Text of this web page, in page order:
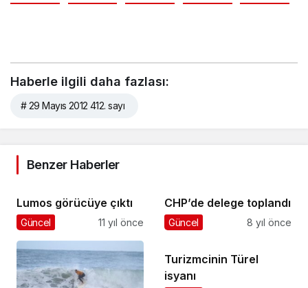
Haberle ilgili daha fazlası:
# 29 Mayıs 2012 412. sayı
Benzer Haberler
Lumos görücüye çıktı
Güncel 11 yıl önce
CHP’de delege toplandı
Güncel 8 yıl önce
Turizmcinin Türel
isyanı